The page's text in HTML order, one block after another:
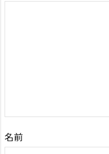
名前